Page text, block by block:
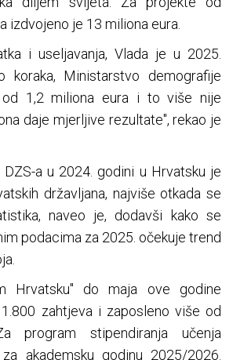
izdvojeno je 13 miliona eura.
i useljavanja, Vlada je u 2025.
koraka, Ministarstvo demografije
1,2 miliona eura i to više nije
daje mjerljive rezultate", rekao je
a u 2024. godini u Hrvatsku je
državljana, najviše otkada se
naveo je, dodavši kako se
podacima za 2025. očekuje trend
Hrvatsku" do maja ove godine
zahtjeva i zaposleno više od
program stipendiranja učenja
akademsku godinu 2025/2026.